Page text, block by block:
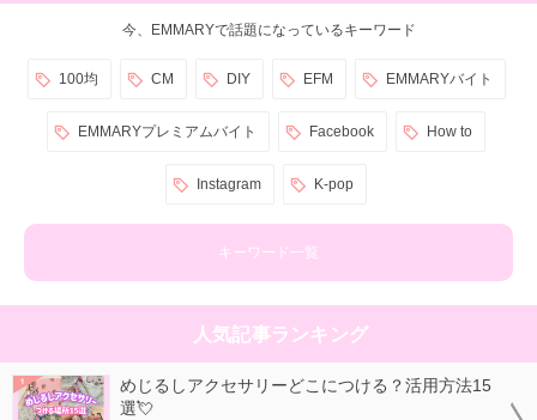
今、EMMARYで話題になっているキーワード
100均 CM DIY EFM EMMARYバイト
EMMARYプレミアムバイト Facebook How to
Instagram K-pop
キーワード一覧
人気記事ランキング
めじるしアクセサリーどこにつける？活用方法15
選💘